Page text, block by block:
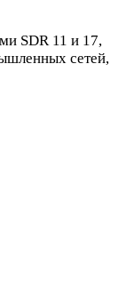
SDR 11 и 17,
сетей,